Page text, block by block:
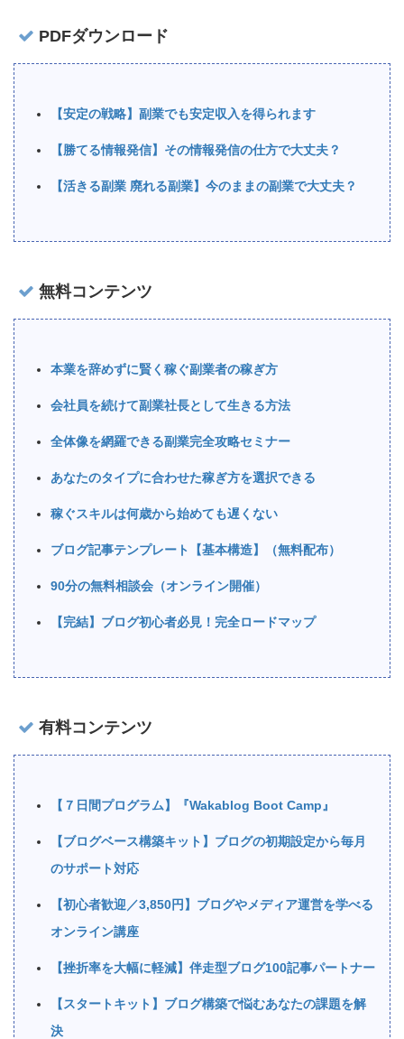
PDFダウンロード
【安定の戦略】副業でも安定収入を得られます
【勝てる情報発信】その情報発信の仕方で大丈夫？
【活きる副業 廃れる副業】今のままの副業で大丈夫？
無料コンテンツ
本業を辞めずに賢く稼ぐ副業者の稼ぎ方
会社員を続けて副業社長として生きる方法
全体像を網羅できる副業完全攻略セミナー
あなたのタイプに合わせた稼ぎ方を選択できる
稼ぐスキルは何歳から始めても遅くない
ブログ記事テンプレート【基本構造】（無料配布）
90分の無料相談会（オンライン開催）
【完結】ブログ初心者必見！完全ロードマップ
有料コンテンツ
【７日間プログラム】『Wakablog Boot Camp』
【ブログベース構築キット】ブログの初期設定から毎月
のサポート対応
【初心者歓迎／3,850円】ブログやメディア運営を学べる
オンライン講座
【挫折率を大幅に軽減】伴走型ブログ100記事パートナー
【スタートキット】ブログ構築で悩むあなたの課題を解
決